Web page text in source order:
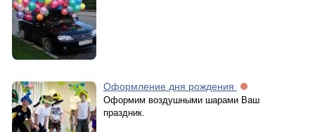
Оформление дня рождения
Оформим воздушными шарами Ваш
праздник.